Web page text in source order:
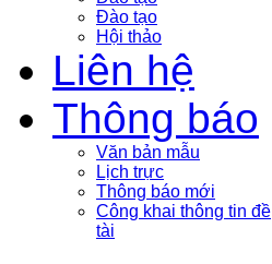
Đào tạo
Hội thảo
Liên hệ
Thông báo
Văn bản mẫu
Lịch trực
Thông báo mới
Công khai thông tin đề
tài